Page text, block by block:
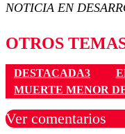
NOTICIA EN
OTROS
DESTACADA3
MUERTE MENOR
Ver comentarios